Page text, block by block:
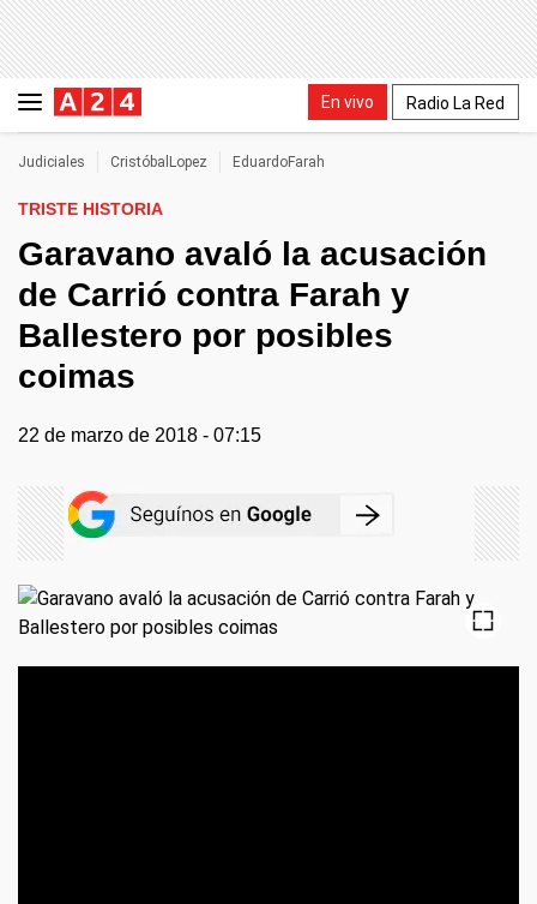
En vivo Radio La Red
Judiciales CristóbalLopez EduardoFarah
TRISTE HISTORIA
Garavano avaló la acusación
de Carrió contra Farah y
Ballestero por posibles
coimas
22 de marzo de 2018 - 07:15